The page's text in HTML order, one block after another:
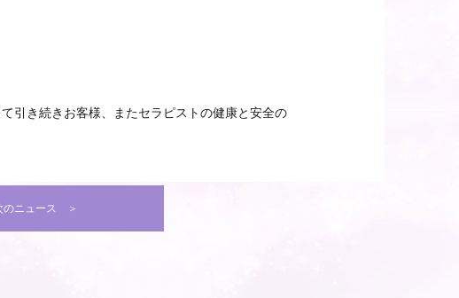
引き続きお客様、またセラピストの健康と安全の
のニュース ＞